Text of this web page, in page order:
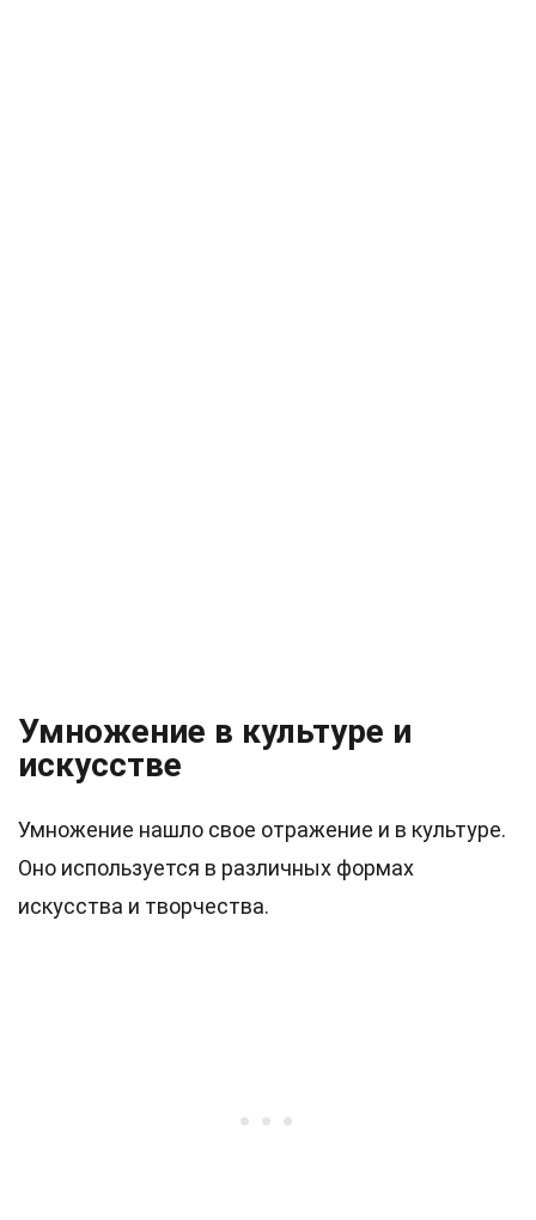
Умножение в культуре и
искусстве
Умножение нашло свое отражение и в культуре.
Оно используется в различных формах
искусства и творчества.